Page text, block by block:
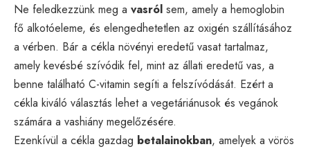
Ne feledkezzünk meg a vasról sem, amely a hemoglobin
fő alkotóeleme, és elengedhetetlen az oxigén szállításához
a vérben. Bár a cékla növényi eredetű vasat tartalmaz,
amely kevésbé szívódik fel, mint az állati eredetű vas, a
benne található C-vitamin segíti a felszívódását. Ezért a
cékla kiváló választás lehet a vegetáriánusok és vegánok
számára a vashiány megelőzésére.
Ezenkívül a cékla gazdag betalainokban, amelyek a vörös